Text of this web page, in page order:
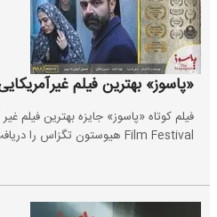
«پاسوز» بهترین فیلم
Film Festival هیوستون تگزاس را دریافت کرد.